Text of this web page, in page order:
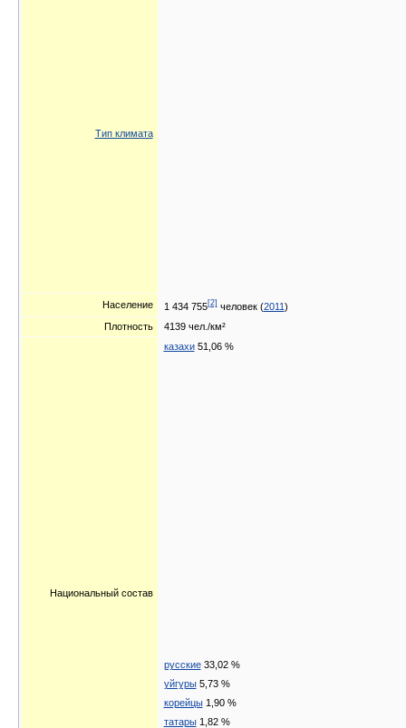
Тип климата
Население 1 434 755[2]человек (2011)
Плотность
4139 чел./км²
Национальный состав
казахи51,06 %
русские33,02 %
уйгуры5,73 %
корейцы1,90 %
татары1,82 %